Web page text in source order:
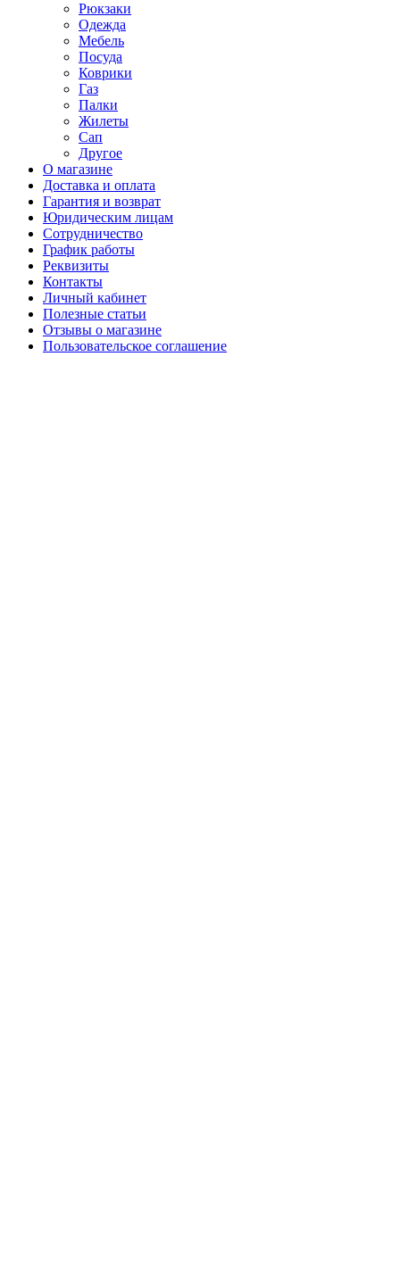
Рюкзаки
Одежда
Мебель
Посуда
Коврики
Газ
Палки
Жилеты
Сап
Другое
О магазине
Доставка и оплата
Гарантия и возврат
Юридическим лицам
Сотрудничество
График работы
Реквизиты
Контакты
Личный кабинет
Полезные статьи
Отзывы о магазине
Пользовательское соглашение